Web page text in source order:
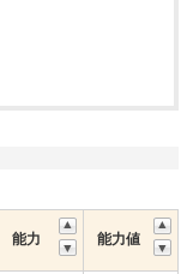
能力 能力値